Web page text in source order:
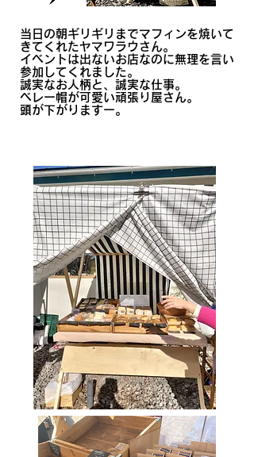
当日の朝ギリギリまでマフィンを焼いて
きてくれたヤマワラウさん。
イベントは出ないお店なのに無理を言い
参加してくれました。
誠実なお人柄と、誠実な仕事。
ベレー帽が可愛い頑張り屋さん。
頭が下がりますー。